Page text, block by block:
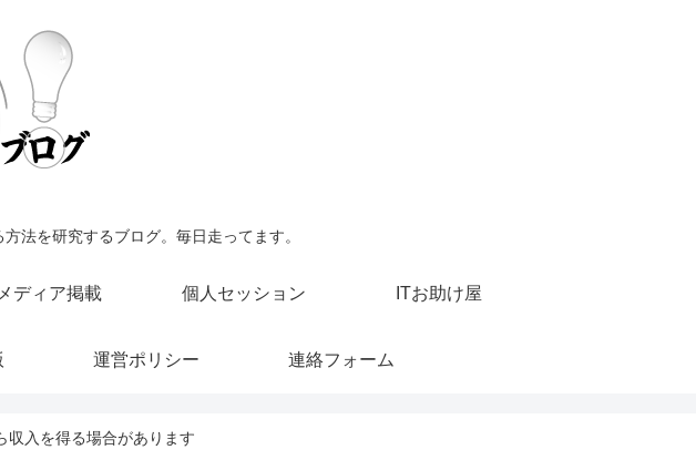
法を研究するブログ。毎日走ってます。
メディア掲載 個人セッション ITお助け屋
運営ポリシー 連絡フォーム
収入を得る場合があります